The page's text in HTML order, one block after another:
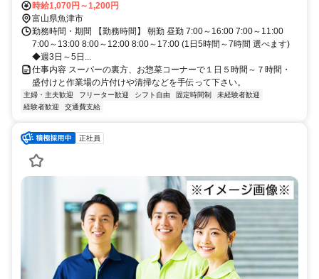
時給1,070円～1,200円
富山県魚津市
勤務時間・期間 【勤務時間】 朝勤 昼勤 7:00～16:00 7:00～11:00
7:00～13:00 8:00～12:00 8:00～17:00 (1日5時間～7時間 選べます)
◆週3日～5日...
仕事内容 スーパーの裏方、お惣菜コーナーで１日５時間～７時間・
盛付けと作業場の片付けや清掃などを手伝って下さい。
主婦・主夫歓迎 フリーター歓迎 シフト自由 固定時間制
未経験者歓迎
経験者歓迎
交通費支給
正社員